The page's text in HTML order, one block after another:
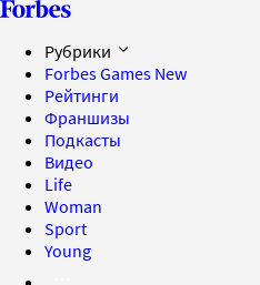
Рубрики
Forbes Games New
Рейтинги
Франшизы
Подкасты
Видео
Life
Woman
Sport
Young